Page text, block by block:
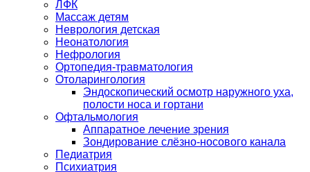
ЛФК
Массаж детям
Неврология детская
Неонатология
Нефрология
Ортопедия-травматология
Отоларингология
Эндоскопический осмотр наружного уха,
полости носа и гортани
Офтальмология
Аппаратное лечение зрения
Зондирование слёзно-носового канала
Педиатрия
Психиатрия